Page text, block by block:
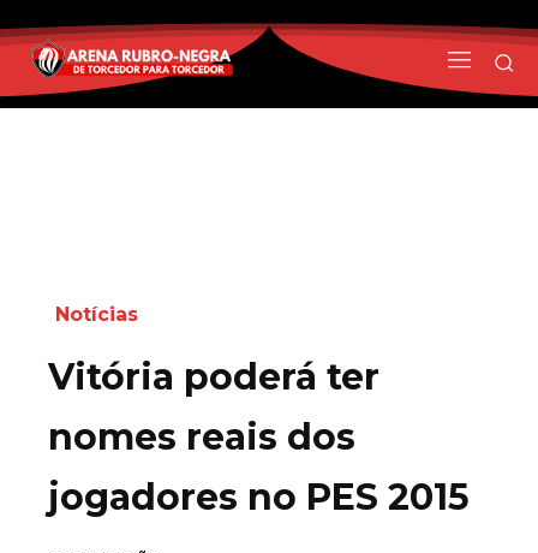
Notícias
Vitória poderá ter
nomes reais dos
jogadores no PES 2015